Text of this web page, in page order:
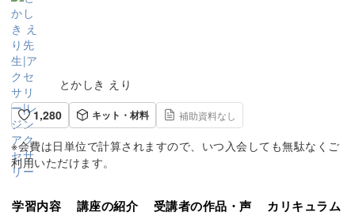
とかしき えり
1,280
キット・材料 補助資料なし
※会費は日単位で計算されますので、いつ入会しても無駄なくご
利用いただけます。
学習内容 講座の紹介 受講者の作品・声 カリキュラム